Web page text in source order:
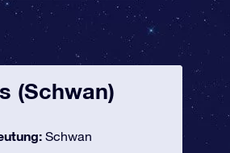
(Schwan)
Schwan